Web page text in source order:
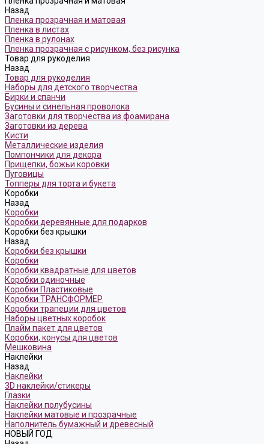
Назад
Пленка прозрачная и матовая
Пленка в листах
Пленка в рулонах
Пленка прозрачная с рисунком, без рисунка
Товар для рукоделия
Назад
Товар для рукоделия
Наборы для детского творчества
Бирки и спанчи
Бусины и синельная проволока
Заготовки для творчества из фоамирана
Заготовки из дерева
Кисти
Металлические изделия
Помпончики для декора
Прищепки, божьи коровки
Пуговицы
Топперы для торта и букета
Коробки
Назад
Коробки
Коробки деревянные для подарков
Коробки без крышки
Назад
Коробки без крышки
Коробки
Коробки квадратные для цветов
Коробки одиночные
Коробки Пластиковые
Коробки ТРАНСФОРМЕР
Коробки трапеции для цветов
Наборы цветных коробок
Плайм пакет для цветов
Коробки, конусы для цветов
Мешковина
Наклейки
Назад
Наклейки
3D наклейки/стикеры
Глазки
Наклейки полубусины
Наклейки матовые и прозрачные
Наполнитель бумажный и древесный
НОВЫЙ ГОД